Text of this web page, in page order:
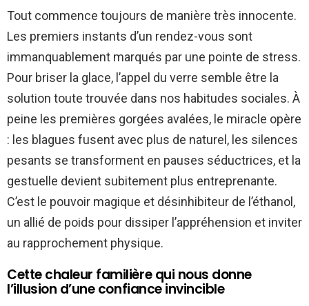
Tout commence toujours de manière très innocente.
Les premiers instants d’un rendez-vous sont
immanquablement marqués par une pointe de stress.
Pour briser la glace, l’appel du verre semble être la
solution toute trouvée dans nos habitudes sociales. À
peine les premières gorgées avalées, le miracle opère
: les blagues fusent avec plus de naturel, les silences
pesants se transforment en pauses séductrices, et la
gestuelle devient subitement plus entreprenante.
C’est le pouvoir magique et désinhibiteur de l’éthanol,
un allié de poids pour dissiper l’appréhension et inviter
au rapprochement physique.
Cette chaleur familière qui nous donne
l’illusion d’une confiance invincible